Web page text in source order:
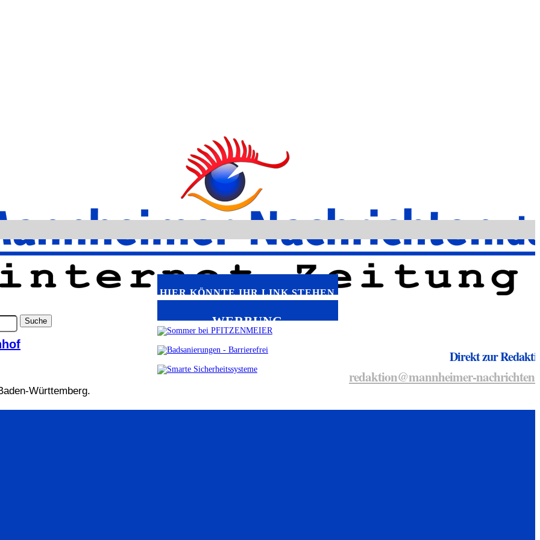
Direkt zur
redaktion@mannheimer-
Württemberg.
HIER KÖNNTE IHR LINK STEHEN
WERBUNG